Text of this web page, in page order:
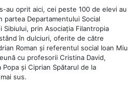
au oprit aici, cei peste 100 de elevi au
partea Departamentului Social
Sibiului, prin Asociația Filantropia
în dulciuri, oferite de către
Roman și referentul social Ioan Miu
cu profesorii Cristina David,
și Ciprian Spătarul de la
sus.